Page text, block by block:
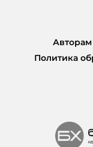
Авторам
Политика